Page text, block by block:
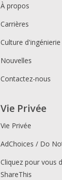
À propos
Carrières
Culture d'ingénierie
Nouvelles
Contactez-nous
Vie Privée
Vie Privée
AdChoices / Do
Cliquez pour vous
ShareThis